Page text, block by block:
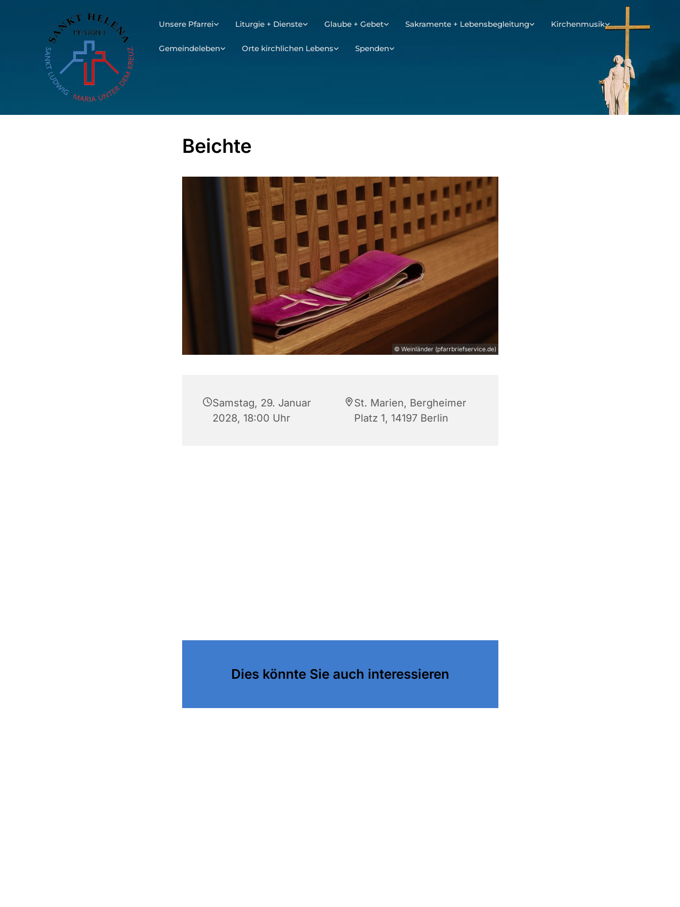
Unsere Pfarrei Liturgie + Dienste Glaube + Gebet Sakramente + Lebensbegleitung Kirchenmusik
Gemeindeleben Orte kirchlichen Lebens Spenden
Beichte
© Weinländer (pfarrbriefservice.de)
Samstag, 29. Januar
2028, 18:00 Uhr
St. Marien, Bergheimer
Platz 1, 14197 Berlin
Dies könnte Sie auch interessieren